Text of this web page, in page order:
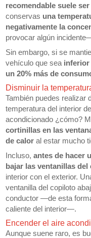
recomendable suele
conservas una
negativamente la
provocar algún
Sin embargo, si se
vehículo que sea inferior
un 20% más de
Disminuir la
También puedes realizar
temperatura del interior
acondicionado ¿cómo?
cortinillas en las
de calor al estar mucho
Incluso, antes de hacer
bajar las ventanillas
interior con el exterior.
ventanilla del copiloto
conductor —de esta
caliente del interior—.
Encender el aire
Aunque suene raro, es